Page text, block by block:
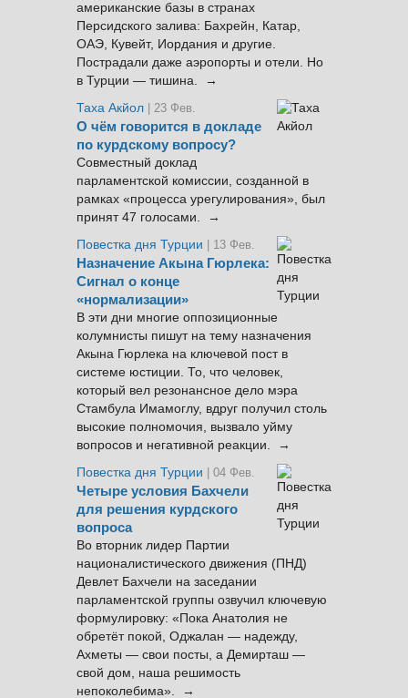
американские базы в странах
Персидского залива: Бахрейн, Катар,
ОАЭ, Кувейт, Иордания и другие.
Пострадали даже аэропорты и отели. Но
в Турции — тишина. →
Таха Акйол | 23 Фев.
О чём говорится в докладе
по курдскому вопросу?
Совместный доклад
парламентской комиссии, созданной в
рамках «процесса урегулирования», был
принят 47 голосами. →
Повестка дня Турции
| 13 Фев.
Назначение Акына Гюрлека:
Сигнал о конце
«нормализации»
В эти дни многие оппозиционные
колумнисты пишут на тему назначения
Акына Гюрлека на ключевой пост в
системе юстиции. То, что человек,
который вел резонансное дело мэра
Стамбула Имамоглу, вдруг получил столь
высокие полномочия, вызвало уйму
вопросов и негативной реакции. →
Повестка дня Турции
| 04 Фев.
Четыре условия Бахчели
для решения курдского
вопроса
Во вторник лидер Партии
националистического движения (ПНД)
Девлет Бахчели на заседании
парламентской группы озвучил ключевую
формулировку: «Пока Анатолия не
обретёт покой, Оджалан — надежду,
Ахметы — свои посты, а Демирташ —
свой дом, наша решимость
непоколебима». →